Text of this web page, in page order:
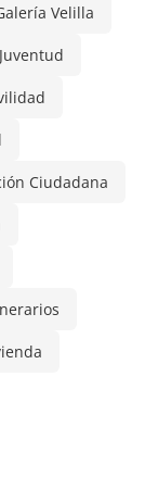
Velilla
Ciudadana